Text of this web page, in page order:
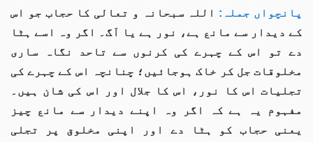
پانچواں جملہ: اللہ سبحانہ و تعالی کا حجاب جو اس
کے دیدار سے مانع ہے، نور ہے یا آگ۔ اگر وہ اسے ہٹا
دے تو اس کے چہرے کی کرنوں سے تاحد نگاہ ساری
مخلوقات جل کر خاک ہوجائیں؛ چنانچہ اس کے چہرے کی
تجلیات اس کا نور، اس کا جلال اور اس کی شان ہیں۔
مفہوم یہ ہے کہ اگر وہ اپنے دیدار سے مانع چیز
یعنی حجاب کو ہٹا دے اور اپنی مخلوق پر تجلی